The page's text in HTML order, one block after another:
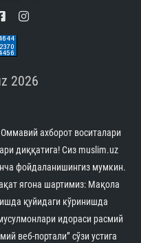
2026
ахборот воситалари
диққатига! Сиз muslim.uz
фойдаланишингиз мумкин.
ягона шартимиз: Мақола
қуйидаги кўринишда
идораси расмий
веб-портали” сўзи устига